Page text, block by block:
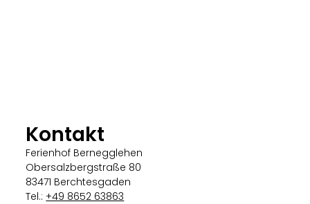
Kontakt
Ferienhof Bernegglehen
Obersalzbergstraße 80
83471 Berchtesgaden
Tel.:+49 8652 63863